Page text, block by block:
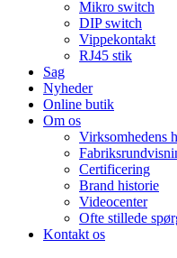
Mikro switch
DIP switch
Vippekontakt
RJ45 stik
Sag
Nyheder
Online butik
Om os
Virksomhedens
Certificering
Brand historie
Videocenter
Ofte stillede
Kontakt os